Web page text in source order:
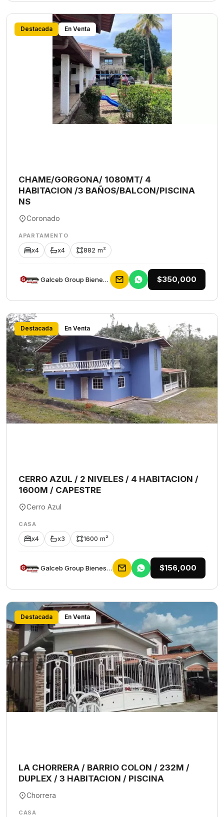
Destacada En Venta
CHAME/GORGONA/ 1080MT/ 4
HABITACION /3 BAÑOS/BALCON/PISCINA
NS
Coronado
APARTAMENTO
x4 x4 882 m²
Galceb Group Bienes Raices $350,000
Destacada En Venta
CERRO AZUL / 2 NIVELES / 4 HABITACION /
1600M / CAPESTRE
Cerro Azul
CASA
x4 x3 1600 m²
Galceb Group Bienes Raices $156,000
Destacada En Venta
LA CHORRERA / BARRIO COLON / 232M /
DUPLEX / 3 HABITACION / PISCINA
Chorrera
CASA